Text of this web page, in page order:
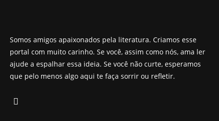
Somos amigos apaixonados pela literatura. Criamos esse
portal com muito carinho. Se você, assim como nós, ama ler
ajude a espalhar essa ideia. Se você não curte, esperamos
que pelo menos algo aqui te faça sorrir ou refletir.